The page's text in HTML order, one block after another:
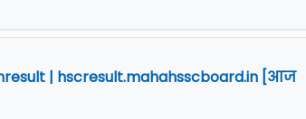
| hscresult.mahahsscboard.in [आज